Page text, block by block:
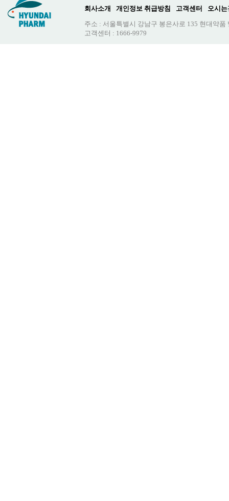
회사소개 개인정보 취급방침 고객센터
오시는
주소 : 서울특별시 강남구 봉은사로 135 현대약품
고객센터 : 1666-9979